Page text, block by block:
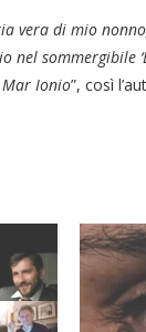
vera di mio
sommergibile
Ionio”, così